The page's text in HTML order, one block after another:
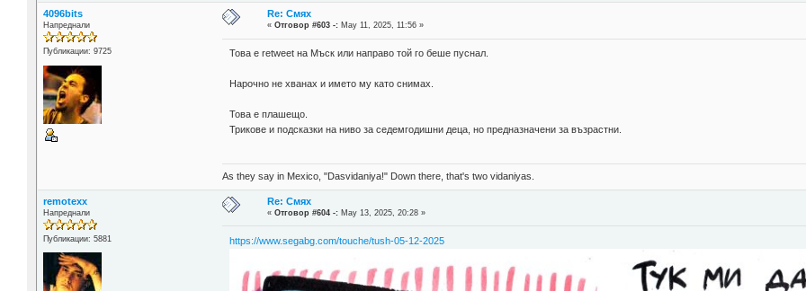
4096bits
Напреднали
Публикации: 9725
Re: Смях
«Отговор #603 -: May 11, 2025, 11:56 »
Това е retweet на Мъск или направо той го беше пуснал.
Нарочно не хванах и името му като снимах.
Това е плашещо.
Трикове и подсказки на ниво за седемгодишни деца, но предназначени за възрастни.
As they say in Mexico, "Dasvidaniya!" Down there, that's two vidaniyas.
remotexx
Напреднали
Публикации: 5881
Re: Смях
«Отговор #604 -: May 13, 2025, 20:28 »
https://www.segabg.com/touche/tush-05-12-2025